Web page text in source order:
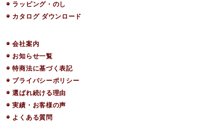
◉ ラッピング・のし
◉ カタログ ダウンロード
◉ 会社案内
◉ お知らせ一覧
◉ 特商法に基づく表記
◉ プライバシーポリシー
◉ 選ばれ続ける理由
◉ 実績・お客様の声
◉ よくある質問